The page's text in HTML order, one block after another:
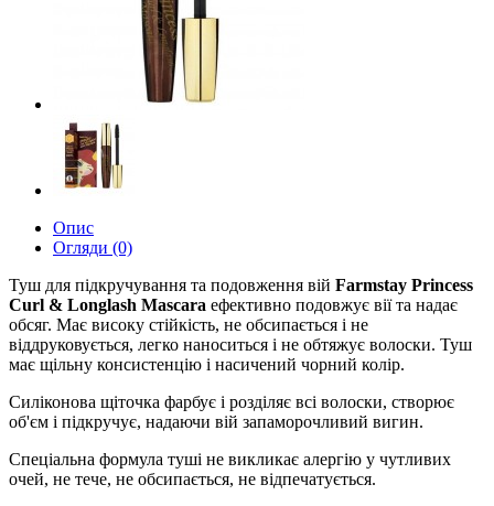
Опис
Огляди (0)
Туш для підкручування та подовження вій Farmstay Princess
Curl & Longlash Mascara ефективно подовжує вії та надає
обсяг. Має високу стійкість, не обсипається і не
віддруковується, легко наноситься і не обтяжує волоски. Туш
має щільну консистенцію і насичений чорний колір.
Силіконова щіточка фарбує і розділяє всі волоски, створює
об'єм і підкручує, надаючи вій запаморочливий вигин.
Спеціальна формула туші не викликає алергію у чутливих
очей, не тече, не обсипається, не відпечатується.